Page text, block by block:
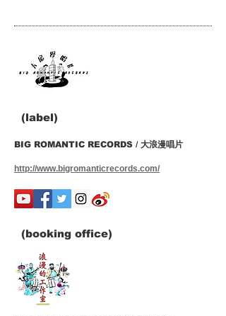
(label)
BIG ROMANTIC RECORDS / 大浪漫唱片
http://www.bigromanticrecords.com/
(booking office)